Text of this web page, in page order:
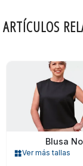
ARTÍCULOS
Blusa
widgetsVer más tallas